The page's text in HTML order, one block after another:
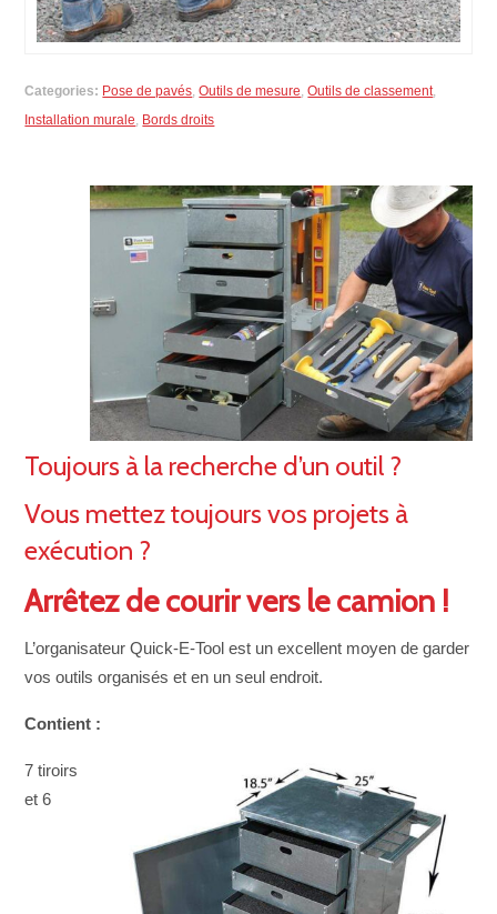
Categories: Pose de pavés,Outils de mesure,Outils de classement,
Installation murale, Bords droits
Toujours à la recherche d’un outil ?
Vous mettez toujours vos projets à
exécution ?
Arrêtez de courir vers le camion !
L’organisateur Quick-E-Tool est un excellent moyen de garder
vos outils organisés et en un seul endroit.
Contient :
7 tiroirs
et 6